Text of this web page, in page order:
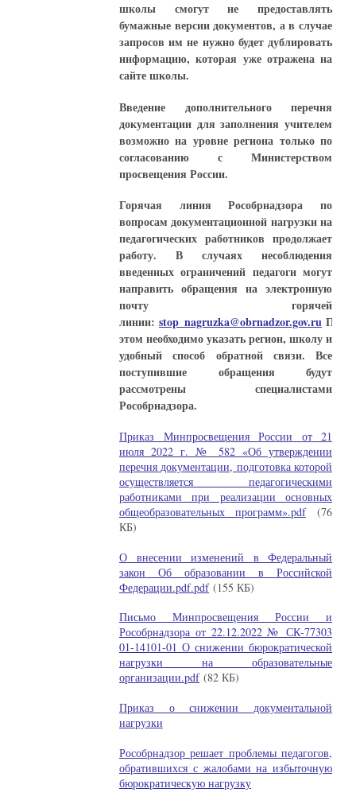
школы смогут не предоставлять
бумажные версии документов, а в случае
запросов им не нужно будет дублировать
информацию, которая уже отражена на
сайте школы.
Введение дополнительного перечня
документации для заполнения учителем
возможно на уровне региона только по
согласованию с Министерством
просвещения России.
Горячая линия Рособрнадзора по
вопросам документационной нагрузки на
педагогических работников продолжает
работу. В случаях несоблюдения
введенных ограничений педагоги могут
направить обращения на электронную
почту горячей
линии: stop_nagruzka@obrnadzor.gov.ru При
этом необходимо указать регион, школу и
удобный способ обратной связи. Все
поступившие обращения будут
рассмотрены специалистами
Рособрнадзора.
Приказ Минпросвещения России от 21
июля 2022 г. № 582 «Об утверждении
перечня документации, подготовка которой
осуществляется педагогическими
работниками при реализации основных
общеобразовательных программ».pdf(76
КБ)
О внесении изменений в Федеральный
закон Об образовании в Российской
Федерации.pdf.pdf(155 КБ)
Письмо Минпросвещения России и
Рособрнадзора от 22.12.2022 № СК-77303
01-14101-01 О снижении бюрократической
нагрузки на образовательные
организации.pdf(82 КБ)
Приказ о снижении документальной
нагрузки
Рособрнадзор решает проблемы педагогов,
обратившихся с жалобами на избыточную
бюрократическую нагрузку